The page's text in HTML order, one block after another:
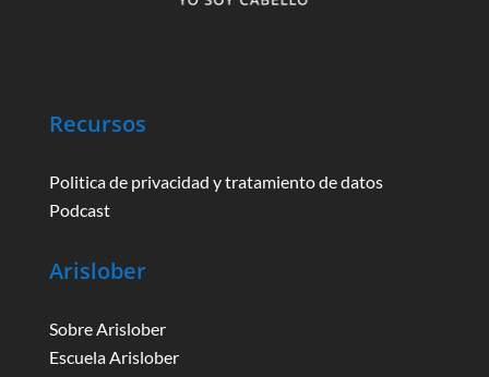
Recursos
Politica de privacidad y tratamiento de datos
Podcast
Arislober
Sobre Arislober
Escuela Arislober